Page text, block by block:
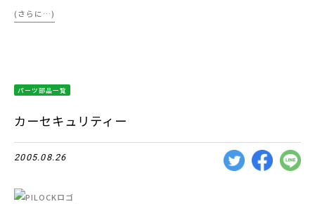
(さらに…)
パーツ部品一覧
カーセキュリティー
2005.08.26